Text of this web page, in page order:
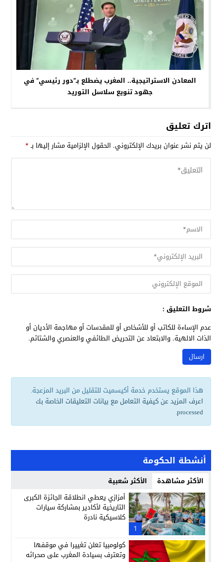
المعادن الاستراتيجية.. المغرب يضطلع بـ”دور رئيسي” في
جهود تنويع سلاسل التوريد
اترك تعليق
لن يتم نشر عنوان بريدك الإلكتروني. الحقول الإلزامية مشار إليها بـ*
شروط التعليق :
عدم الإساءة للكاتب أو للأشخاص أو للمقدسات أو مهاجمة الأديان أو
الذات الالهية. والابتعاد عن التحريض الطائفي والعنصري والشتائم.
هذا الموقع يستخدم خدمة أكيسميت للتقليل من البريد المزعجة.
اعرف المزيد عن كيفية التعامل مع بيانات التعليقات الخاصة بك
processed
.
أنشطة الحكومة
الأكثر مشاهدة الأكثر شعبية
1
أمزازي يعطي انطلاقة الجائزة الكبرى
التاريخية لأكادير بمشاركة سيارات
كلاسيكية نادرة
كولومبيا تعلن تغييرا في موقفها
وتعترف بسيادة المغرب على صحرائه